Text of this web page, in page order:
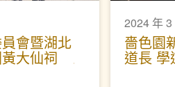
會暨湖北
大仙祠
2024 年
嗇色園
道長 學